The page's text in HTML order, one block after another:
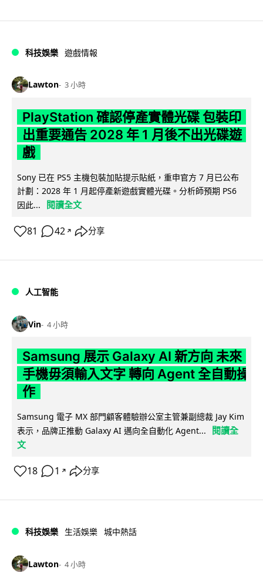
科技娛樂 遊戲情報
Lawton 3 小時
PlayStation 確認停產實體光碟 包裝印
出重要通告 2028 年 1 月後不出光碟遊
戲
Sony 已在 PS5 主機包裝加貼提示貼紙，重申官方 7 月已公布
計劃：2028 年 1 月起停產新遊戲實體光碟。分析師預期 PS6
因此...
閱讀全文
81 42 ↗ 分享
人工智能
Vin 4 小時
Samsung 展示 Galaxy AI 新方向 未來
手機毋須輸入文字 轉向 Agent 全自動操
作
Samsung 電子 MX 部門顧客體驗辦公室主管兼副總裁 Jay Kim
表示，品牌正推動 Galaxy AI 邁向全自動化 Agent...
閱讀全
文
18 1 ↗ 分享
科技娛樂 生活娛樂 城中熱話
Lawton 4 小時